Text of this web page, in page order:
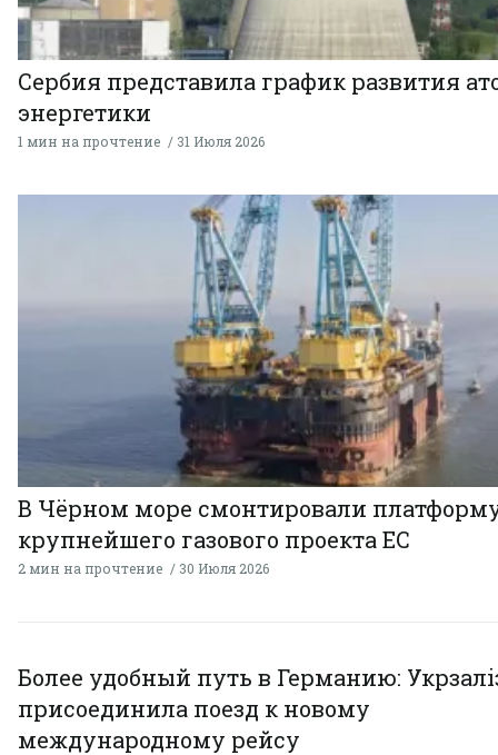
Сербия представила график развития
энергетики
1 мин на прочтение 31 Июля 2026
В Чёрном море смонтировали
крупнейшего газового проекта ЕС
2 мин на прочтение 30 Июля 2026
Более удобный путь в Германию:
присоединила поезд к новому
международному рейсу